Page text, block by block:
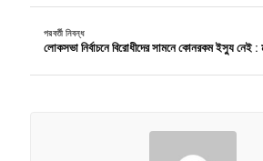
পরবর্তী নিবন্ধ
লোকসভা নির্বাচনে বিরোধীদের সামনে কোনরকম ইস্যু নেই :